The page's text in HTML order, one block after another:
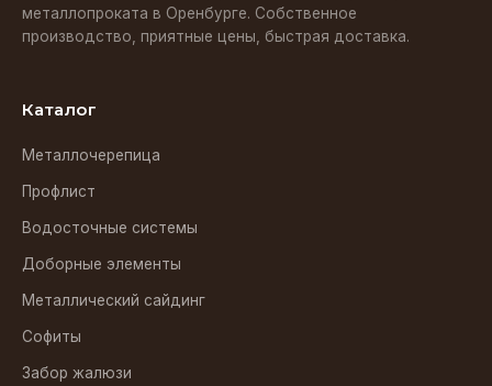
металлопроката в Оренбурге. Собственное
производство, приятные цены, быстрая доставка.
Каталог
Металлочерепица
Профлист
Водосточные системы
Доборные элементы
Металлический сайдинг
Софиты
Забор жалюзи